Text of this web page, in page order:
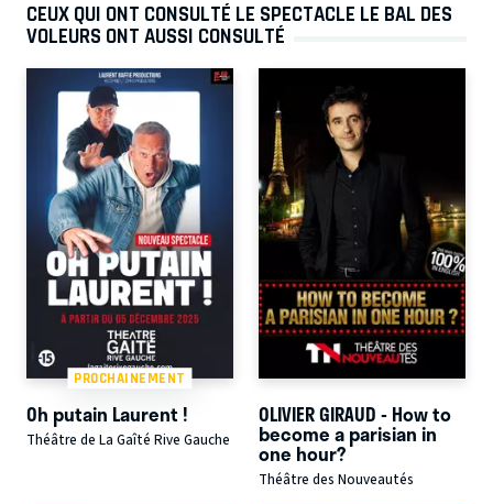
CEUX QUI ONT CONSULTÉ LE SPECTACLE LE BAL DES
VOLEURS ONT AUSSI CONSULTÉ
PROCHAINEMENT
Oh putain Laurent !
Théâtre de La Gaîté Rive Gauche
OLIVIER GIRAUD - How to
become a parisian in
one hour?
Théâtre des Nouveautés